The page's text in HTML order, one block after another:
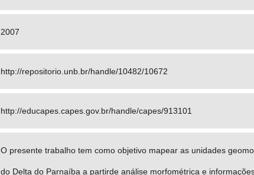
2007
http://repositorio.unb.br/handle/10482/10672
http://educapes.capes.gov.br/handle/capes/913101
O presente trabalho tem como objetivo mapear as unidades
do Delta do Parnaíba a partirde análise morfométrica e